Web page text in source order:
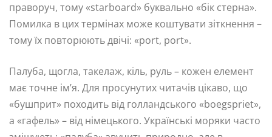
праворуч, тому «starboard» буквально «бік стерна».
Помилка в цих термінах може коштувати зіткнення –
тому їх повторюють двічі: «port, port».
Палуба, щогла, такелаж, кіль, руль – кожен елемент
має точне ім’я. Для просунутих читачів цікаво, що
«бушприт» походить від голландського «boegspriet»,
а «гафель» – від німецького. Українські моряки часто